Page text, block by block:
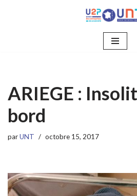
ARIEGE :
bord
parUNT octobre 15, 2017